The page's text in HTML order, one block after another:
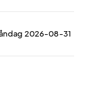
2026-08-31